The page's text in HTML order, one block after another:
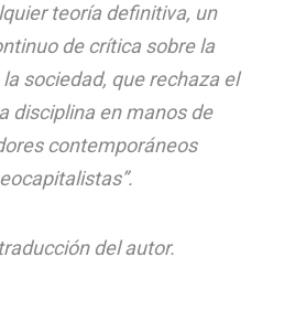
teoría definitiva, un
de crítica sobre la
sociedad, que rechaza el
disciplina en manos de
contemporáneos
”.
del autor.